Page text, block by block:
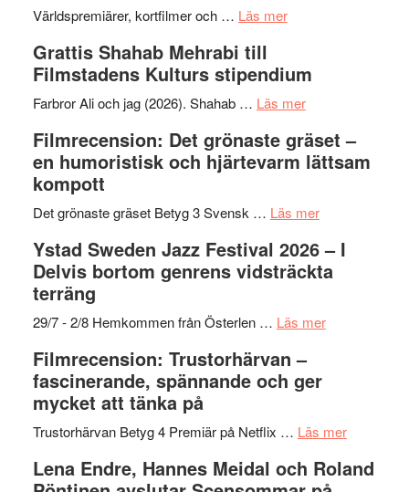
Världspremiärer, kortfilmer och … Läs merom
West
presenterar
nya
titlar
årets
Grattis Shahab Mehrabi till
Filmstadens Kulturs stipendium
Farbror Ali och jag (2026). Shahab … Läs merom
Shahab
Mehrabi
Filmstadens
stipendium
Filmrecension: Det grönaste gräset –
en humoristisk och hjärtevarm lättsam
kompott
Det grönaste gräset Betyg 3 Svensk … Läs merom
Det
grönaste
–
och
lättsam
Ystad Sweden Jazz Festival 2026 – I
Delvis bortom genrens vidsträckta
terräng
29/7 - 2/8 Hemkommen från Österlen … Läs merom
2026
I
Filmrecension: Trustorhärvan –
fascinerande, spännande och ger
mycket att tänka på
Trustorhärvan Betyg 4 Premiär på Netflix … Läs merom
Lena Endre, Hannes Meidal och Roland